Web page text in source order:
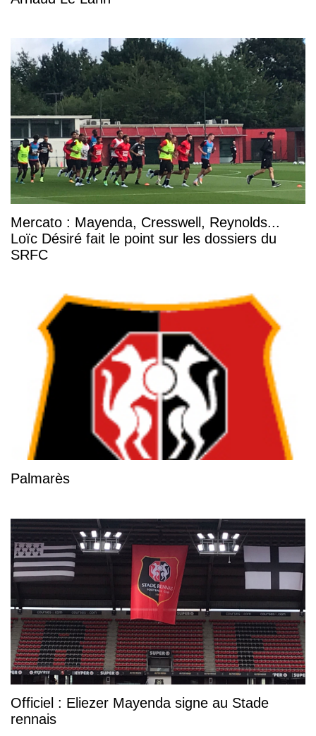
Mercato : Mayenda, Cresswell, Reynolds...
Loïc Désiré fait le point sur les dossiers du
SRFC
Palmarès
Officiel : Eliezer Mayenda signe au Stade
rennais